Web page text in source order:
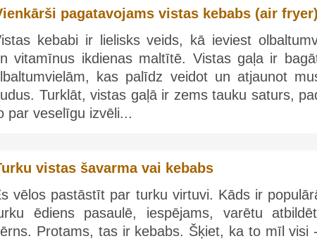
pagatavojams vistas kebabs (air fryer)
kebabi ir lielisks veids, kā ieviest
vitamīnus ikdienas maltītē. Vistas gaļa ir
kas palīdz veidot un atjaunot
Turklāt, vistas gaļā ir zems tauku saturs,
par veselīgu izvēli...
vistas šavarma vai kebabs
vēlos pastāstīt par turku virtuvi. Kāds ir
ēdiens pasaulē, iespējams, varētu
Protams, tas ir kebabs. Šķiet, ka to mīl visi